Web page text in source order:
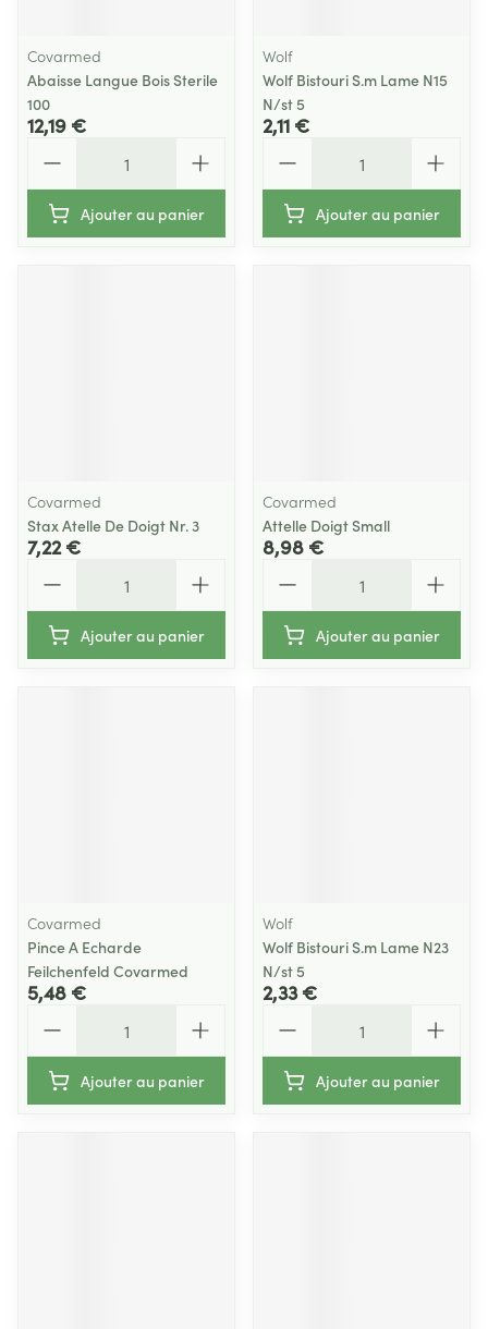
Covarmed
Abaisse Langue Bois Sterile
100
12,19 €
Ajouter au panier
Wolf
Wolf Bistouri S.m Lame N15
N/st 5
2,11 €
Ajouter au panier
Covarmed
Stax Atelle De Doigt Nr. 3
7,22 €
Ajouter au panier
Covarmed
Attelle Doigt Small
8,98 €
Ajouter au panier
Covarmed
Pince A Echarde
Feilchenfeld Covarmed
5,48 €
Ajouter au panier
Wolf
Wolf Bistouri S.m Lame N23
N/st 5
2,33 €
Ajouter au panier